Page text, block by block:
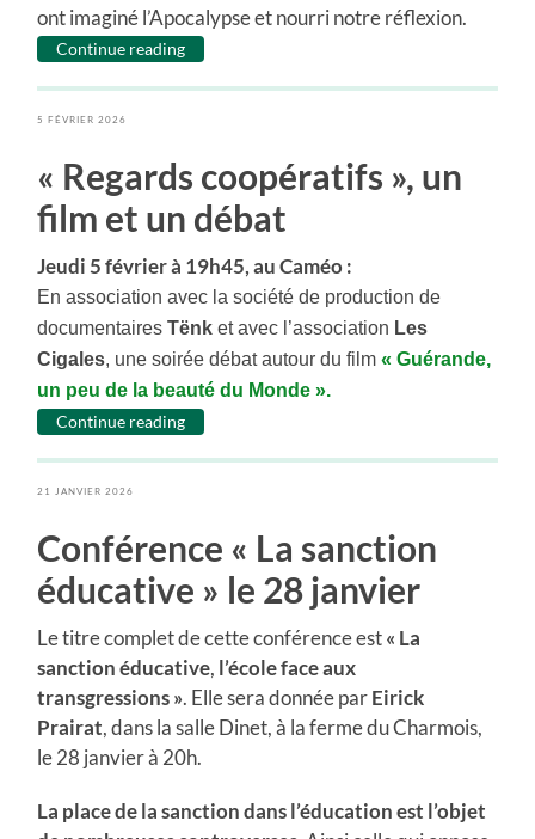
ont imaginé l’Apocalypse et nourri notre réflexion.
Continue reading
5 FÉVRIER 2026
« Regards coopératifs », un
film et un débat
Jeudi 5 février à 19h45, au Caméo :
En association avec la société de production de
documentairesTënk et avec l’association Les
Cigales, une soirée débat autour du film«Guérande,
un peu de la beauté du Monde ».
Continue reading
21 JANVIER 2026
Conférence « La sanction
éducative » le 28 janvier
Le titre complet de cette conférence est« La
sanction éducative, l’école face aux
transgressions ». Elle sera donnée parEirick
Prairat, dans la salle Dinet, à la ferme du Charmois,
le 28 janvier à 20h.
La place de la sanction dans l’éducation est l’objet